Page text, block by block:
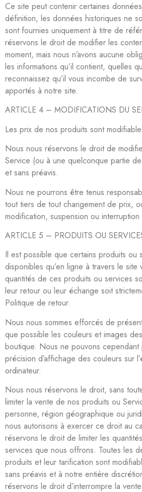
Ce site peut contenir certaines
définition, les données historiques ne
sont fournies uniquement à titre de
réservons le droit de modifier les
moment, mais nous n’avons aucune
les informations qu’il contient, quelles
reconnaissez qu’il vous incombe de
apportés à notre site.
ARTICLE 4 – MODIFICATIONS DU
Les prix de nos produits sont
Nous nous réservons le droit de
Service (ou à une quelconque partie
et sans préavis.
Nous ne pourrons être tenus
tout tiers de tout changement de prix,
modification, suspension ou interruption
ARTICLE 5 – PRODUITS OU
Il est possible que certains produits ou
disponibles qu’en ligne à travers le
quantités de ces produits ou services
leur retour ou leur échange soit
Politique de retour.
Nous nous sommes efforcés de
que possible les couleurs et images
boutique. Nous ne pouvons cependant
précision d’affichage des couleurs sur
ordinateur.
Nous nous réservons le droit, sans
limiter la vente de nos produits ou
personne, région géographique ou
nous autorisons à exercer ce droit au
réservons le droit de limiter les
services que nous offrons. Toutes les
produits et leur tarification sont
sans préavis et à notre entière
réservons le droit d’interrompre la